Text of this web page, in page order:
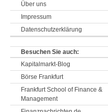
Über uns
Impressum
Datenschutzerklärung
Besuchen Sie auch:
Kapitalmarkt-Blog
Börse Frankfurt
Frankfurt School of Finance &
Management